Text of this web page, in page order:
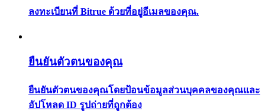
เรียนรู้วิธีการรักษาผลกำไร
ลงทะเบียนที่ Bitrue ด้วยที่อยู่อีเมลของคุณ.
ยืนยันตัวตนของคุณ
ยืนยันตัวตนของคุณโดยป้อนข้อมูลส่วนบุคคลของคุณและ
อัปโหลด ID รูปถ่ายที่ถูกต้อง